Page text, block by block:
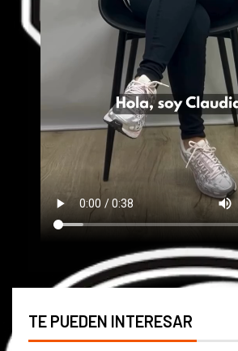
TE PUEDEN INTERESAR